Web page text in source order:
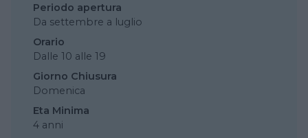
Periodo apertura
Da settembre a luglio
Orario
Dalle 10 alle 19
Giorno Chiusura
Domenica
Eta Minima
4 anni